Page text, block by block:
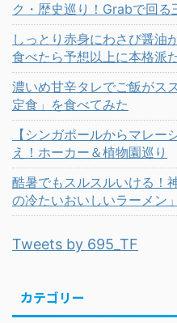
ク・歴史巡り！Grabで回
しっとり赤身にわさび醤油
食べたら予想以上に本格派
濃いめ甘辛タレでご飯がス
定食」を食べてみた
【シンガポールからマレ
え！ホーカー＆植物園巡り
酷暑でもスルスルいける！
の冷たいおいしいラーメン
Tweets by 695_TF
カテゴリー